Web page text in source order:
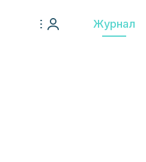
Журнал